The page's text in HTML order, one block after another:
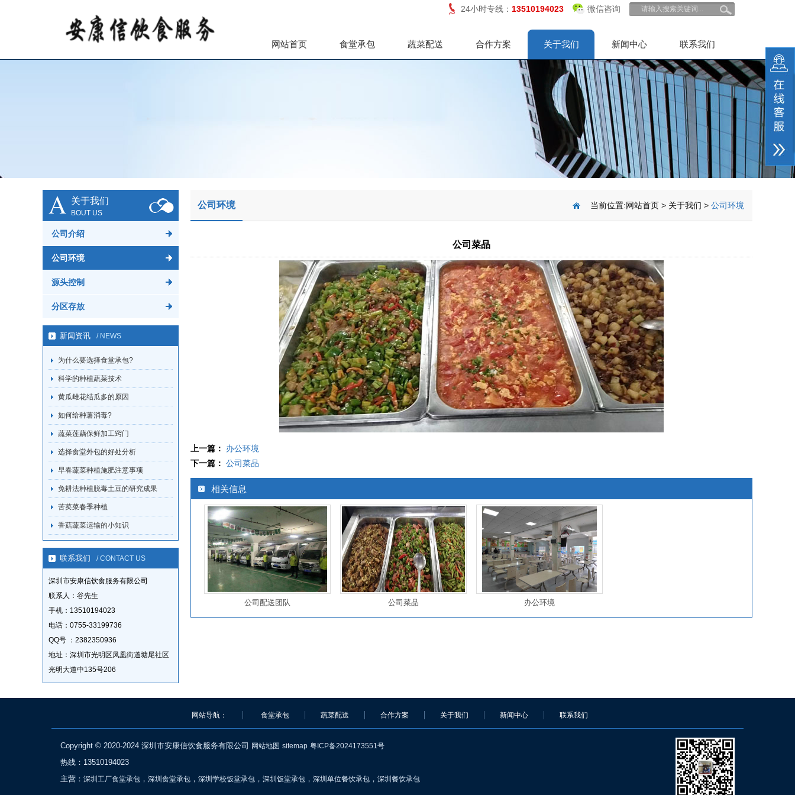
24小时专线： 13510194023 微信咨询
网站首页 食堂承包 蔬菜配送 合作方案 关于我们 新闻中心 联系我们
A 关于我们
BOUT US
公司介绍
公司环境
源头控制
分区存放
新闻资讯 / NEWS
为什么要选择食堂承包?
科学的种植蔬菜技术
黄瓜雌花结瓜多的原因
如何给种薯消毒?
蔬菜莲藕保鲜加工窍门
选择食堂外包的好处分析
早春蔬菜种植施肥注意事项
免耕法种植脱毒土豆的研究成果
苦荬菜春季种植
香菇蔬菜运输的小知识
联系我们 / CONTACT US
深圳市安康信饮食服务有限公司
联系人：谷先生
手机：13510194023
电话：0755-33199736
QQ号 ：2382350936
地址：深圳市光明区凤凰街道塘尾社区
光明大道中135号206
公司环境 当前位置:网站首页 > 关于我们 > 公司环境
公司菜品
上一篇：
办公环境
下一篇： 公司菜品
相关信息
公司配送团队 公司菜品 办公环境
网站导航： 食堂承包 蔬菜配送 合作方案 关于我们 新闻中心 联系我们
Copyright © 2020-2024 深圳市安康信饮食服务有限公司 网站地图 sitemap 粤ICP备2024173551号
热线：13510194023
主营： 深圳工厂食堂承包 ， 深圳食堂承包 ， 深圳学校饭堂承包 ， 深圳饭堂承包 ， 深圳单位餐饮承包 ， 深圳餐饮承包